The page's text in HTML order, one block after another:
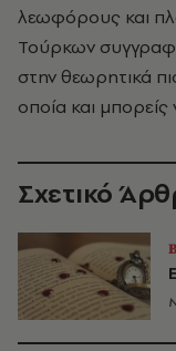
λεωφόρους και
Τούρκων
στην θεωρητικά
οποία και
Σχετικό